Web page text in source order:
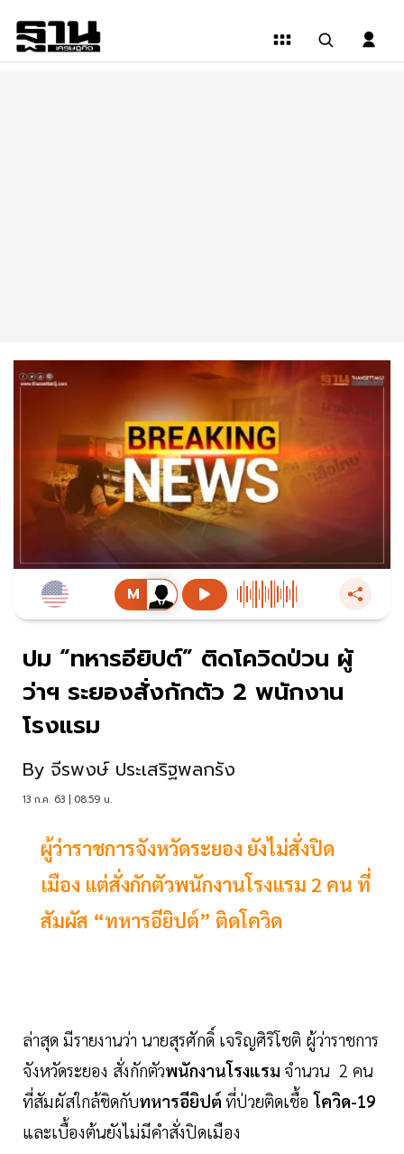
ปม “ทหารอียิปต์” ติดโควิดป่วน ผู้
ว่าฯ ระยองสั่งกักตัว 2 พนักงาน
โรงแรม
By จีรพงษ์ ประเสริฐพลกรัง
13 ก.ค. 63 | 08:59 น.
ผู้ว่าราชการจังหวัดระยอง ยังไม่สั่งปิด
เมือง แต่สั่งกักตัวพนักงานโรงแรม 2 คน ที่
สัมผัส “ทหารอียิปต์” ติดโควิด
ล่าสุด มีรายงานว่า นายสุรศักดิ์ เจริญศิริโชติ ผู้ว่าราชการ
จังหวัดระยอง สั่งกักตัวพนักงานโรงแรม จำนวน 2 คน
ที่สัมผัสใกล้ชิดกับทหารอียิปต์ ที่ป่วยติดเชื้อโควิด-19
และเบื้องต้นยังไม่มีคำสั่งปิดเมือง